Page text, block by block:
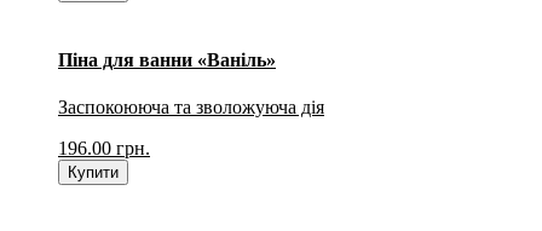
Піна для ванни «Ваніль»
Заспокоююча та зволожуюча дія
196.00 грн.
Купити